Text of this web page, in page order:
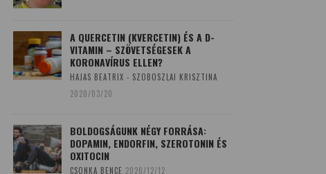
A QUERCETIN (KVERCETIN) ÉS A D-
VITAMIN – SZÖVETSÉGESEK A
KORONAVÍRUS ELLEN?
HAJAS BEATRIX - SZOBOSZLAI KRISZTINA
2020/03/20
BOLDOGSÁGUNK NÉGY FORRÁSA:
DOPAMIN, ENDORFIN, SZEROTONIN ÉS
OXITOCIN
CSONKA BENCE 2020/12/12